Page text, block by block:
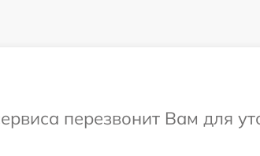
перезвонит Вам для